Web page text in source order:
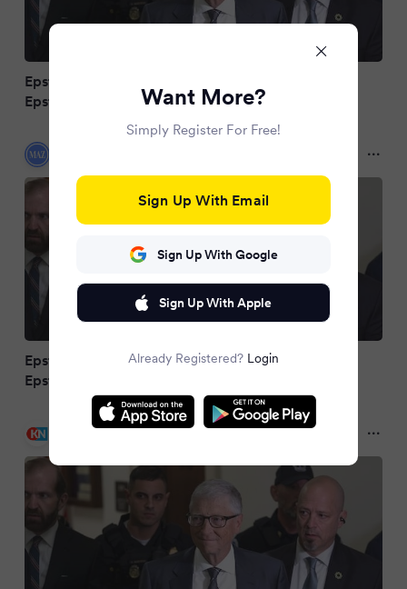
Epstein Files: Bill Gates bezeichnet Kontakt mit
Epstein als schweren Fehler
Epstein Files: Bill Gates bezeichnet Kontakt mit
Epstein als schweren Fehler
Kieler Nachrichten
Want More?
Simply Register For Free!
Sign Up With Email
Sign Up With Google
Sign Up With Apple
Already Registered? Login